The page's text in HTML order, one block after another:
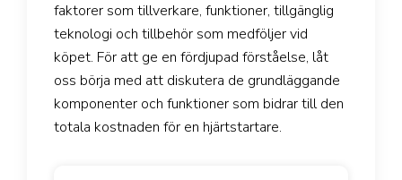
faktorer som tillverkare, funktioner, tillgänglig
teknologi och tillbehör som medföljer vid
köpet. För att ge en fördjupad förståelse, låt
oss börja med att diskutera de grundläggande
komponenter och funktioner som bidrar till den
totala kostnaden för en hjärtstartare.